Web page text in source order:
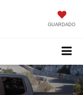
GUARDADO